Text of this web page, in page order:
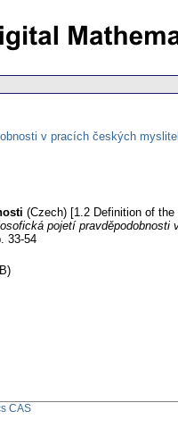
v pracích českých
(Czech) [1.2 Definition of the
pojetí pravděpodobnosti
33-54
CAS